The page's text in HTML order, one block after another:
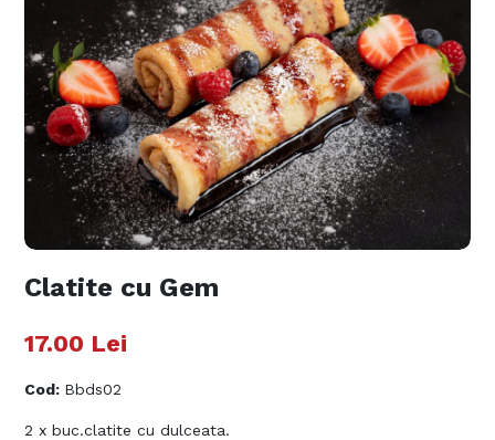
Clatite cu Gem
17.00 Lei
Cod: Bbds02
2 x buc.clatite cu dulceata.